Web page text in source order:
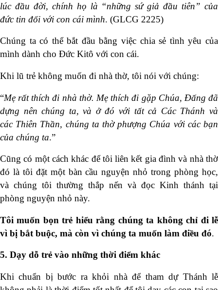
lúc đầu đời, chính họ là “những sứ giả đầu tiên” của
đức tin đối với con cái mình. (GLCG 2225)
Chúng ta có thể bắt đầu bằng việc chia sẻ tình yêu của
mình dành cho Đức Kitô với con cái.
Khi lũ trẻ không muốn đi nhà thờ, tôi nói với chúng:
“Mẹ rất thích đi nhà thờ. Mẹ thích đi gặp Chúa, Đấng đã
dựng nên chúng ta, và ở đó với tất cả Các Thánh và
cácThiên Thần, chúng ta thờ phượng Chúa với cácbạn
của chúng ta.”
Cũng có một cách khác để tôi liên kết gia đình và nhà thờ
đó là tôi đặt một bàn cầu nguyện nhỏ trong phòng học,
và chúng tôi thường thắp nến và đọc Kinh thánh tại
phòng nguyện nhỏ này.
Tôi muốn bọn trẻ hiểu rằng chúng ta không chỉ đi lễ
vì bị bắt buộc, mà còn vì chúng ta muốn làm điều đó.
5. Dạy dỗ trẻ vào những thời điểm khác
Khi chuẩn bị bước ra khỏi nhà để tham dự Thánh lễ